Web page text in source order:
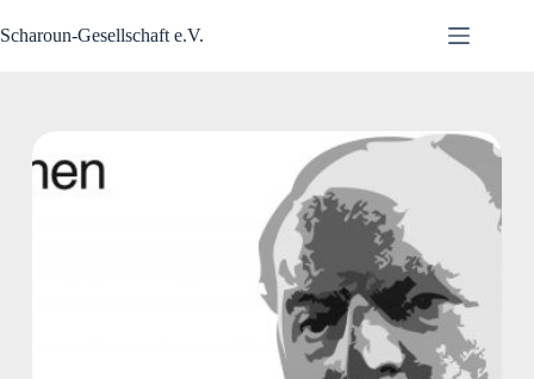
Inhalt
Scharoun-Gesellschaft e.V.